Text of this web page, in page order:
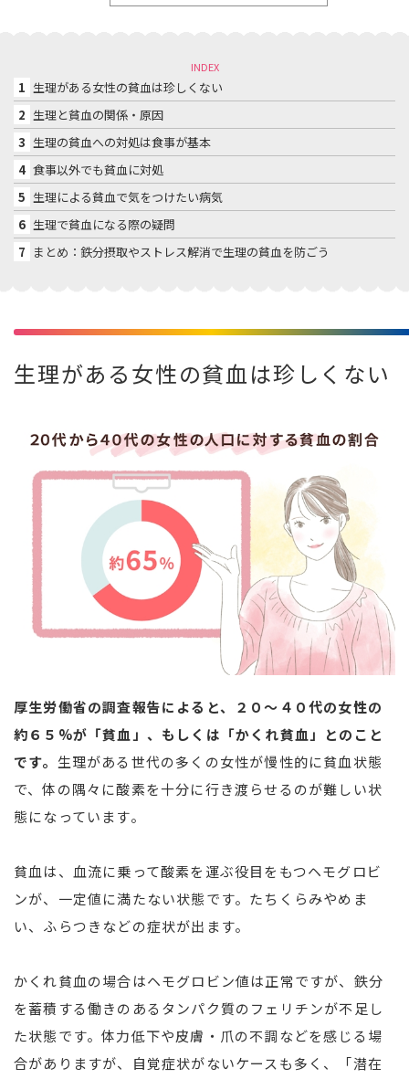
INDEX
1 生理がある女性の貧血は珍しくない
2 生理と貧血の関係・原因
3 生理の貧血への対処は食事が基本
4 食事以外でも貧血に対処
5 生理による貧血で気をつけたい病気
6 生理で貧血になる際の疑問
7 まとめ：鉄分摂取やストレス解消で生理の貧血を防ごう
生理がある女性の貧血は珍しくない
厚生労働省の調査報告によると、２０～４０代の女性の
約６５%が「貧血」、もしくは「かくれ貧血」とのこと
です。 生理がある世代の多くの女性が慢性的に貧血状態
で、体の隅々に酸素を十分に行き渡らせるのが難しい状
態になっています。
貧血は、血流に乗って酸素を運ぶ役目をもつヘモグロビ
ンが、一定値に満たない状態です。たちくらみやめま
い、ふらつきなどの症状が出ます。
かくれ貧血の場合はヘモグロビン値は正常ですが、鉄分
を蓄積する働きのあるタンパク質のフェリチンが不足し
た状態です。体力低下や皮膚・爪の不調などを感じる場
合がありますが、自覚症状がないケースも多く、「潜在